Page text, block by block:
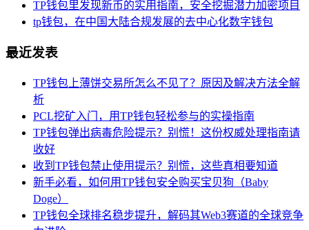
TP钱包里发现新币的实用指南，安全挖掘潜力加密项目
tp钱包，在中国大陆合规发展的去中心化数字钱包
最近发表
TP钱包上薄饼交易所怎么不见了？原因及解决方法全解
析
PCL挖矿入门，用TP钱包轻松参与的实操指南
TP钱包弹出病毒危险提示？别慌！这份权威处理指南请
收好
收到TP钱包禁止使用提示？别慌，这些真相要知道
新手必看，如何用TP钱包安全购买宝贝狗（Baby
Doge）
TP钱包全球排名稳步提升，解码其Web3赛道的全球竞争